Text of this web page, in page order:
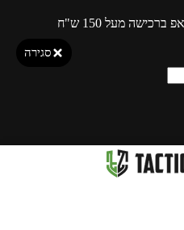
מעל 150 ש"ח
סגירה